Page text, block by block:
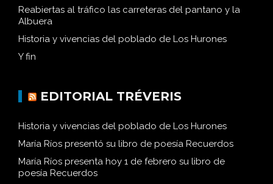
Reabiertas al tráfico las carreteras del pantano y la
Albuera
Historia y vivencias del poblado de Los Hurones
Y fin
EDITORIAL TRÉVERIS
Historia y vivencias del poblado de Los Hurones
María Ríos presentó su libro de poesía Recuerdos
María Ríos presenta hoy 1 de febrero su libro de
poesía Recuerdos